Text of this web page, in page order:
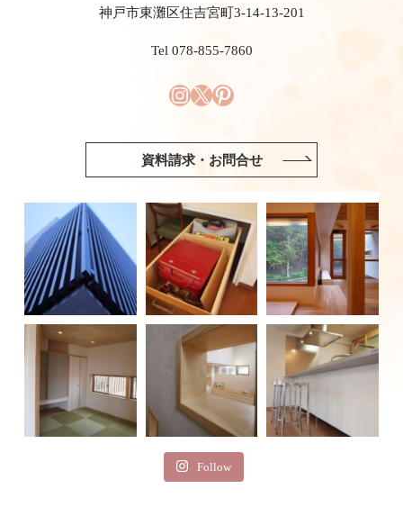
神戸市東灘区住吉宮町3-14-13-201
Tel 078-855-7860
資料請求・お問合せ
Follow